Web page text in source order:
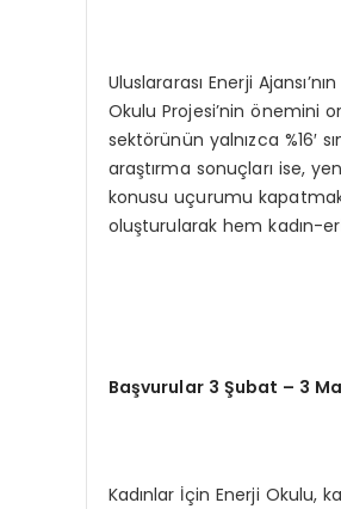
Uluslararası Enerji
Okulu Projesi’nin önemini
sektörünün yalnızca %16′
araştırma sonuçları ise,
konusu uçurumu
oluşturularak hem kadın-
Başvurular 3 Şubat – 3
Kadınlar İçin Enerji Okulu,